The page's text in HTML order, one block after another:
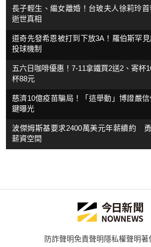
長子輕生、繼女離婚！台玻夫人徐莉玲
逝世真相
道奇先發希恩被打到下放3A！羅伯斯罕
投球機制
五六日咖啡優惠！7-11拿鐵買2送2、寄
杯88元
慈濟10億疫苗騙局！「這舉動」博證嚴
鍵曝光
波傑姆斯基要求2400萬美元年薪續約
薪資空間
防詐聲明免責聲明隱私權聲明著